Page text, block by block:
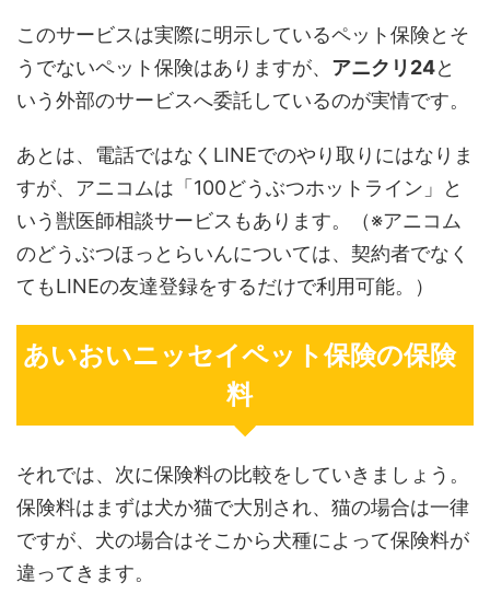
このサービスは実際に明示しているペット保険とそ
うでないペット保険はありますが、 アニクリ24と
いう外部のサービスへ委託しているのが実情です。
あとは、電話ではなくLINEでのやり取りにはなりま
すが、アニコムは「100どうぶつホットライン」と
いう獣医師相談サービスもあります。（※アニコム
のどうぶつほっとらいんについては、契約者でなく
てもLINEの友達登録をするだけで利用可能。）
あいおいニッセイペット保険の保険
料
それでは、次に保険料の比較をしていきましょう。
保険料はまずは犬か猫で大別され、猫の場合は一律
ですが、犬の場合はそこから犬種によって保険料が
違ってきます。